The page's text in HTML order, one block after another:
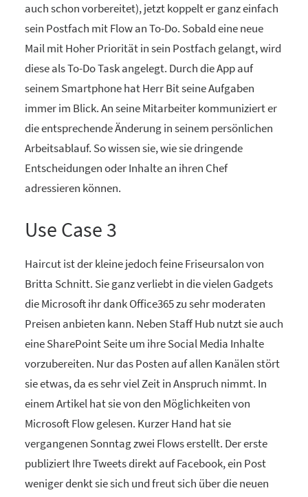
auch schon vorbereitet), jetzt koppelt er ganz einfach
sein Postfach mit Flow an To-Do. Sobald eine neue
Mail mit Hoher Priorität in sein Postfach gelangt, wird
diese als To-Do Task angelegt. Durch die App auf
seinem Smartphone hat Herr Bit seine Aufgaben
immer im Blick. An seine Mitarbeiter kommuniziert er
die entsprechende Änderung in seinem persönlichen
Arbeitsablauf. So wissen sie, wie sie dringende
Entscheidungen oder Inhalte an ihren Chef
adressieren können.
Use Case 3
Haircut ist der kleine jedoch feine Friseursalon von
Britta Schnitt. Sie ganz verliebt in die vielen Gadgets
die Microsoft ihr dank Office365 zu sehr moderaten
Preisen anbieten kann. Neben Staff Hub nutzt sie auch
eine SharePoint Seite um ihre Social Media Inhalte
vorzubereiten. Nur das Posten auf allen Kanälen stört
sie etwas, da es sehr viel Zeit in Anspruch nimmt. In
einem Artikel hat sie von den Möglichkeiten von
Microsoft Flow gelesen. Kurzer Hand hat sie
vergangenen Sonntag zwei Flows erstellt. Der erste
publiziert Ihre Tweets direkt auf Facebook, ein Post
weniger denkt sie sich und freut sich über die neuen